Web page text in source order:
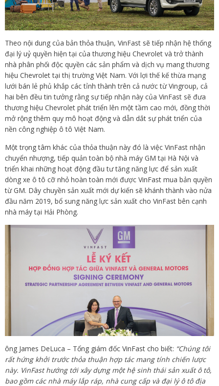
Theo nội dung của bản thỏa thuận, VinFast sẽ tiếp nhận hệ thống
đại lý uỷ quyền hiện tại của thương hiệu Chevrolet và trở thành
nhà phân phối độc quyền các sản phẩm và dịch vụ mang thương
hiệu Chevrolet tại thị trường Việt Nam. Với lợi thế kế thừa mạng
lưới bán lẻ phủ khắp các tỉnh thành trên cả nước từ Vingroup, cả
hai bên đều tin tưởng rằng sự tiếp nhận này của VinFast sẽ đưa
thương hiệu Chevrolet phát triển lên một tầm cao mới, đồng thời
mở rộng thêm quy mô hoạt động và dẫn dắt sự phát triển của
nền công nghiệp ô tô Việt Nam.
Một trọng tâm khác của thỏa thuận này đó là việc VinFast nhận
chuyển nhượng, tiếp quản toàn bộ nhà máy GM tại Hà Nội và
triển khai những hoạt động đầu tư tăng năng lực để sản xuất
dòng xe ô tô cỡ nhỏ hoàn toàn mới được VinFast mua bản quyền
từ GM. Dây chuyền sản xuất mới dự kiến sẽ khánh thành vào nửa
đầu năm 2019, bổ sung năng lực sản xuất cho VinFast bên cạnh
nhà máy tại Hải Phòng.
ông James DeLuca – Tổng giám đốc VinFast cho biết: “Chúng tôi
rất hứng khởi trước thỏa thuận hợp tác mang tính chiến lược
này. VinFast hướng tới xây dựng một hệ sinh thái sản xuất ô tô,
bao gồm các nhà máy lắp ráp, nhà cung cấp và đại lý ô tô địa